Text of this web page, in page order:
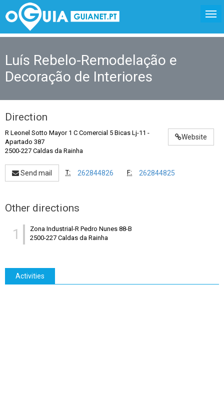
Luís Rebelo-Remodelação e
Decoração de Interiores
Direction
Website
R Leonel Sotto Mayor 1 C Comercial 5 Bicas Lj-11 -
Apartado 387
2500-227 Caldas da Rainha
Send mail T: 262844826 F: 262844825
Other directions
1
Zona Industrial-R Pedro Nunes 88-B
2500-227 Caldas da Rainha
Activities